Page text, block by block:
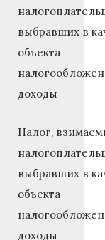
выбравших в
объекта
доходы
Налог,
выбравших в
объекта
доходы